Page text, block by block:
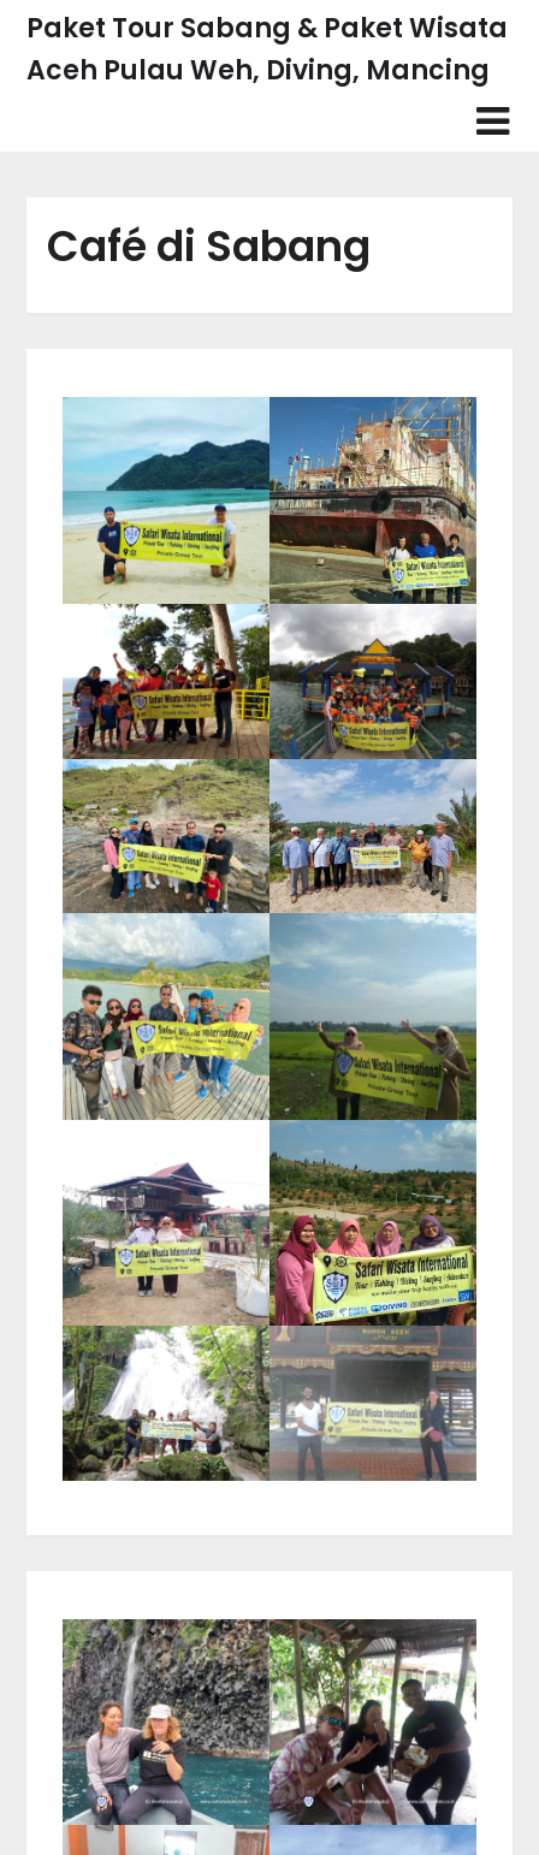
Skip
content
Paket Tour Sabang & Paket Wisata
Aceh Pulau Weh, Diving, Mancing
Café di Sabang